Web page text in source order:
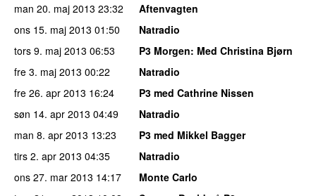
man 20. maj 2013 23:32
Aftenvagten
ons 15. maj 2013 01:50
Natradio
tors 9. maj 2013 06:53 P3 Morgen: Med Christina Bjørn
fre 3. maj 2013 00:22
Natradio
fre 26. apr 2013 16:24
P3 med Cathrine Nissen
søn 14. apr 2013 04:49
Natradio
man 8. apr 2013 13:23
P3 med Mikkel Bagger
tirs 2. apr 2013 04:35
Natradio
ons 27. mar 2013 14:17
Monte Carlo